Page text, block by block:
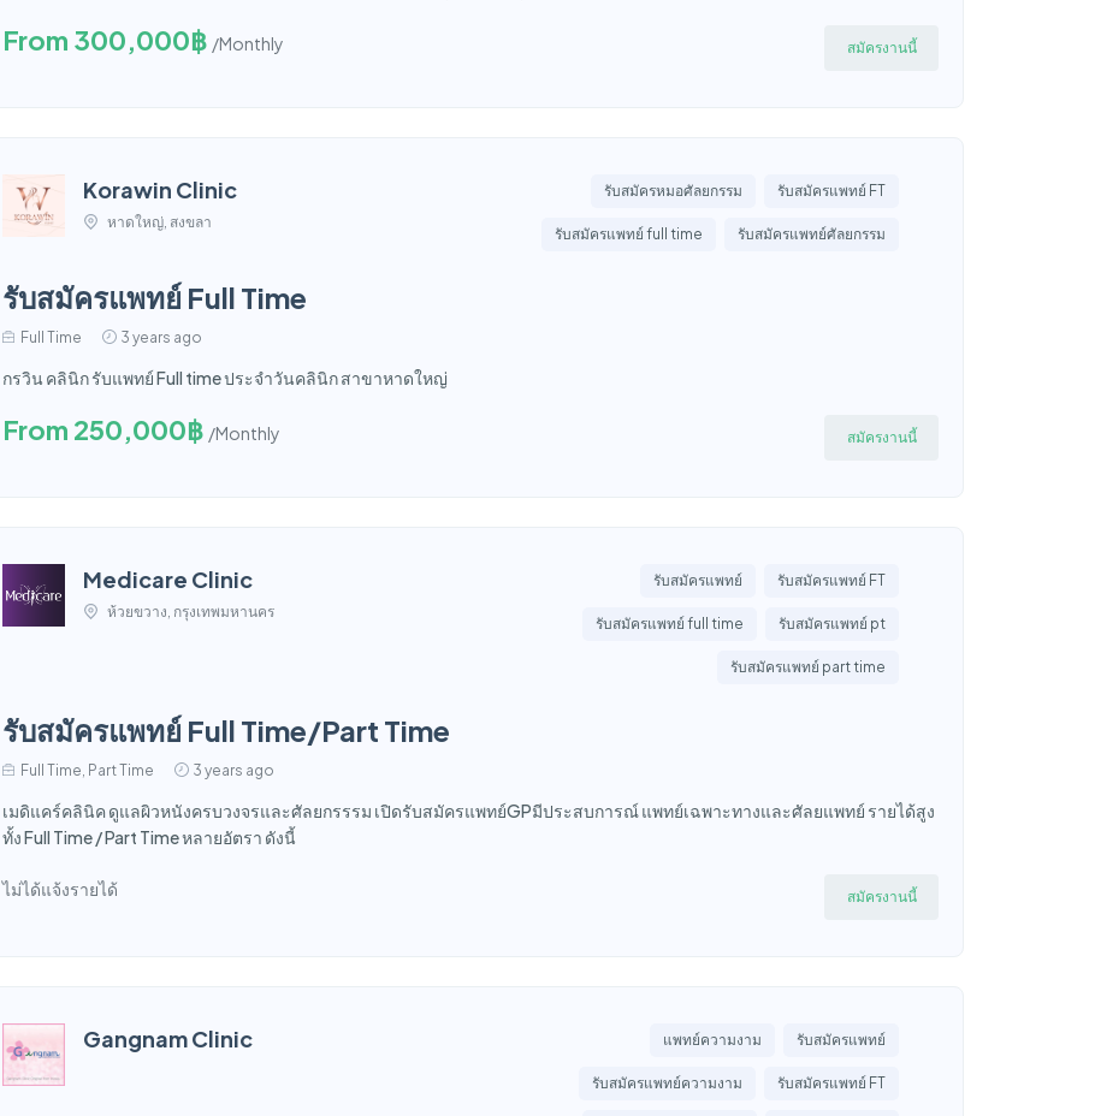
From 300,000฿ /Monthly สมัครงานนี้
Korawin Clinic
หาดใหญ่, สงขลา
รับสมัครหมอศัลยกรรม รับสมัครแพทย์ FT
รับสมัครแพทย์ full time รับสมัครแพทย์ศัลยกรรม
รับสมัครแพทย์ Full Time
Full Time 3 years ago
กรวิน คลินิก รับแพทย์ Full time ประจำวันคลินิก สาขาหาดใหญ่
From 250,000฿ /Monthly สมัครงานนี้
Medicare Clinic
ห้วยขวาง, กรุงเทพมหานคร
รับสมัครแพทย์ รับสมัครแพทย์ FT
รับสมัครแพทย์ full time รับสมัครแพทย์ pt
รับสมัครแพทย์ part time
รับสมัครแพทย์ Full Time/Part Time
Full Time, Part Time 3 years ago
เมดิแคร์คลินิค ดูแลผิวหนังครบวงจรและศัลยกรรรม เปิดรับสมัครแพทย์GPมีประสบการณ์ แพทย์เฉพาะทางและศัลยแพทย์ รายได้สูง
ทั้ง Full Time / Part Time หลายอัตรา ดังนี้
ไม่ได้แจ้งรายได้ สมัครงานนี้
Gangnam Clinic แพทย์ความงาม รับสมัครแพทย์
รับสมัครแพทย์ความงาม รับสมัครแพทย์ FT